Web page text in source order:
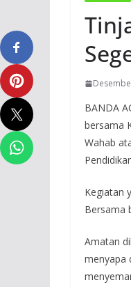
BANDA
bersama
Wahab
Kegiatan
Bersama
Amatan
menyapa